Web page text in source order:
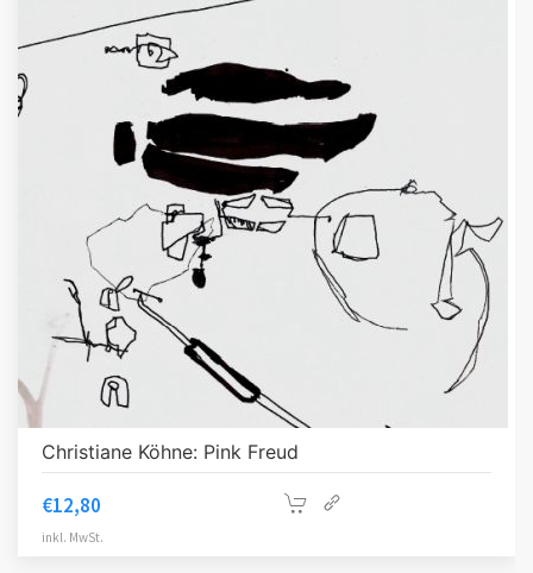
Christiane Köhne: Pink Freud
€12,80
inkl. MwSt.